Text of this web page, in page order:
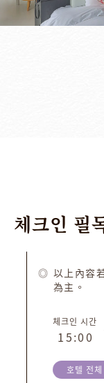
체크인 필
以上內容
為主。
체크인 시간
15:00
호텔 전